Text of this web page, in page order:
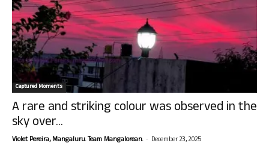
Captured Moments
A rare and striking colour was observed in the
sky over...
Violet Pereira, Mangaluru. Team Mangalorean. - December 23, 2025